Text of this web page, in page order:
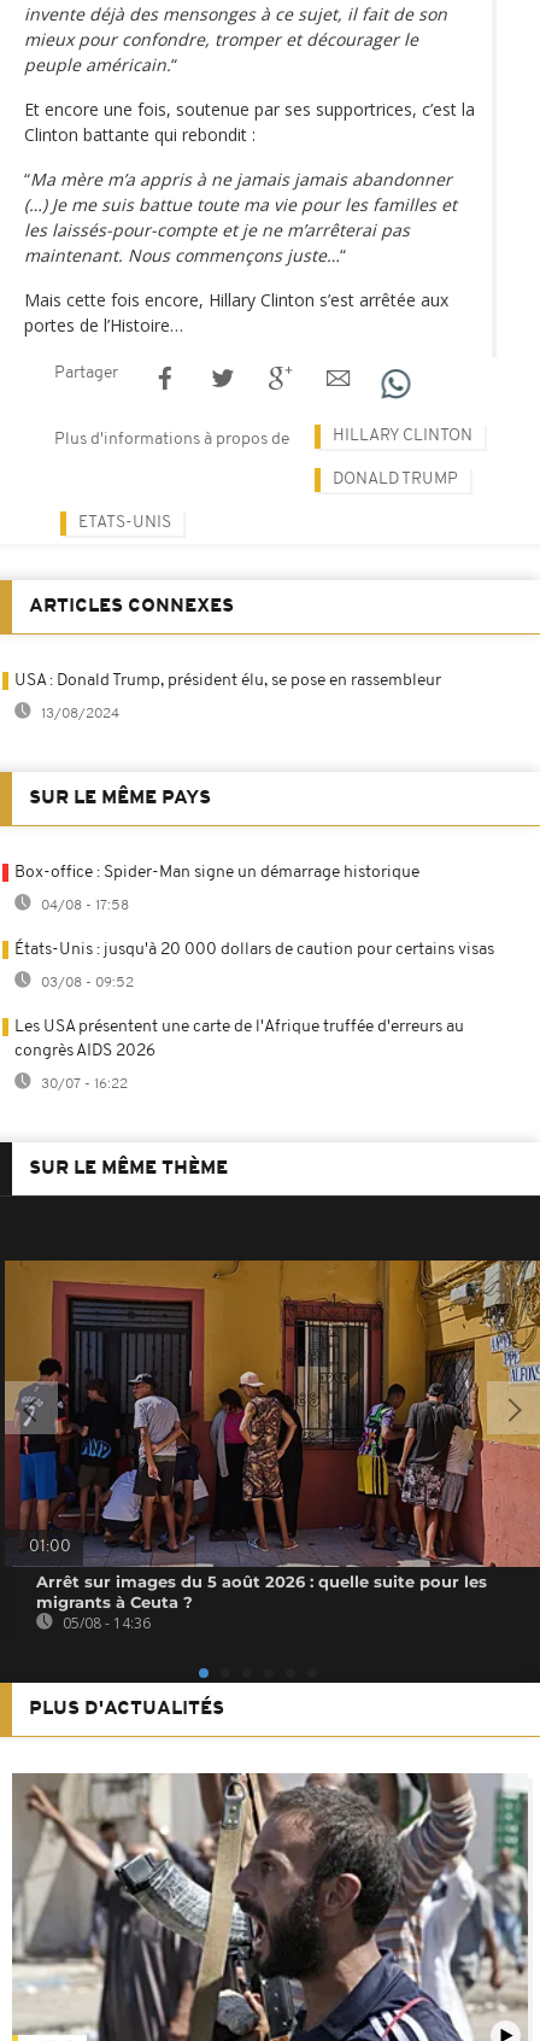
invente déjà des mensonges à ce sujet, il fait de son
mieux pour confondre, tromper et décourager le
peuple américain.“
Et encore une fois, soutenue par ses supportrices, c’est la
Clinton battante qui rebondit :
“Ma mère m’a appris à ne jamais jamais abandonner
(…) Je me suis battue toute ma vie pour les familles et
les laissés-pour-compte et je ne m’arrêterai pas
maintenant. Nous commençons juste…“
Mais cette fois encore, Hillary Clinton s’est arrêtée aux
portes de l’Histoire…
Partager
Plus d'informations à propos de HILLARY CLINTON
DONALD TRUMP
ETATS-UNIS
ARTICLES CONNEXES
USA : Donald Trump, président élu, se pose en rassembleur
13/08/2024
SUR LE MÊME PAYS
Box-office : Spider-Man signe un démarrage historique
04/08 - 17:58
États-Unis : jusqu'à 20 000 dollars de caution pour certains visas
03/08 - 09:52
Les USA présentent une carte de l'Afrique truffée d'erreurs au
congrès AIDS 2026
30/07 - 16:22
SUR LE MÊME THÈME
01:00
Arrêt sur images du 5 août 2026 : quelle suite pour les
migrants à Ceuta ?
05/08 - 14:36
PLUS D'ACTUALITÉS